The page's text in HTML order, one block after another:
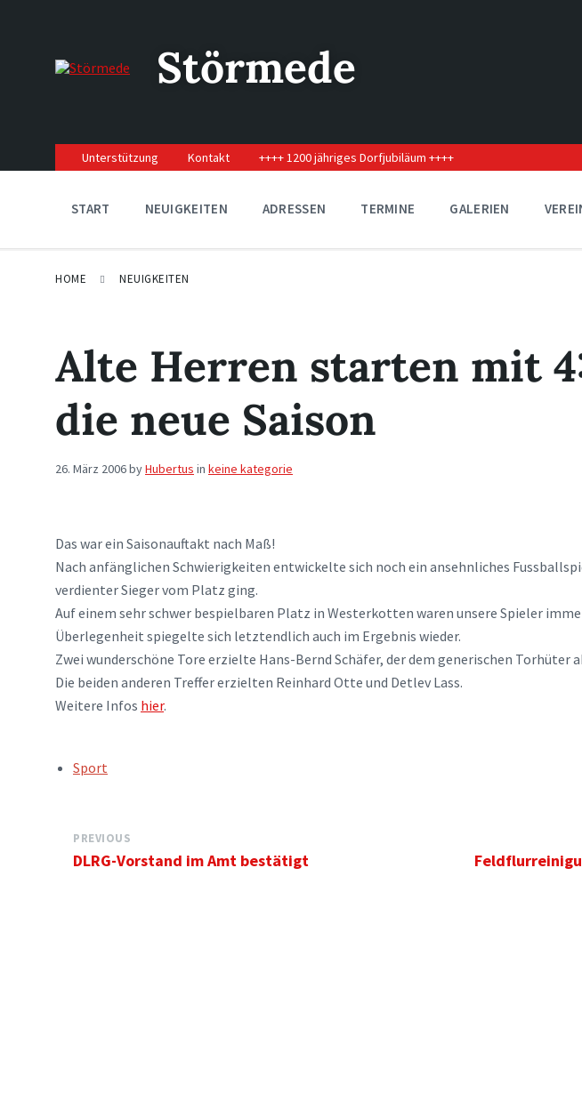
navigation
Störmede
Unterstützung Kontakt ++++ 1200 jähriges Dorfjubiläum ++++
START NEUIGKEITEN ADRESSEN TERMINE GALERIEN
HOME NEUIGKEITEN
Alte Herren starten mit
die neue Saison
26. März 2006byHubertus in keine kategorie
Das war ein Saisonauftakt nach Maß!
Nach anfänglichen Schwierigkeiten entwickelte sich noch ein ansehnliches
verdienter Sieger vom Platz ging.
Auf einem sehr schwer bespielbaren Platz in Westerkotten waren unsere Spieler
Überlegenheit spiegelte sich letztendlich auch im Ergebnis wieder.
Zwei wunderschöne Tore erzielte Hans-Bernd Schäfer, der dem generischen Torhüter
Die beiden anderen Treffer erzielten Reinhard Otte und Detlev Lass.
Weitere Infos hier.
TAGS:Sport
PREVIOUS
DLRG-Vorstand im Amt bestätigt